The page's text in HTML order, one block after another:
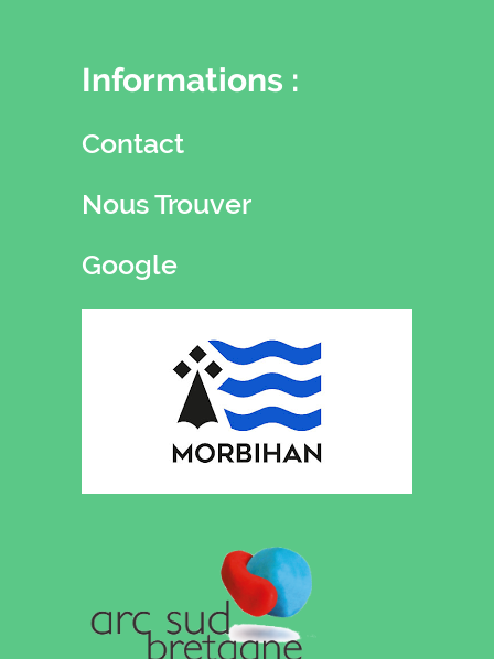
Informations :
Contact
Nous Trouver
Google